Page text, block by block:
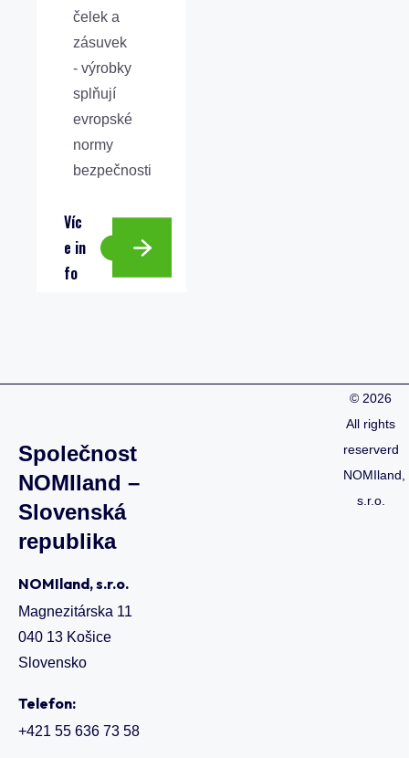
čelek a
zásuvek
- výrobky
splňují
evropské
normy
bezpečnosti
Víc
e in
fo
Společnost
NOMIland –
Slovenská
republika
NOMIland, s.r.o.
Magnezitárska 11
040 13 Košice
Slovensko
Telefon:
+421 55 636 73 58
© 2026
All rights
reserverd
NOMIland,
s.r.o.